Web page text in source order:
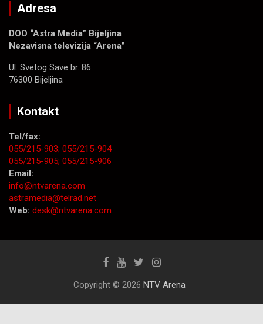
Adresa
DOO “Astra Media” Bijeljina
Nezavisna televizija “Arena”
Ul. Svetog Save br. 86.
76300 Bijeljina
Kontakt
Tel/fax:
055/215-903; 055/215-904
055/215-905; 055/215-906
Email:
info@ntvarena.com
astramedia@telrad.net
Web: desk@ntvarena.com
Copyright © 2026 NTV Arena